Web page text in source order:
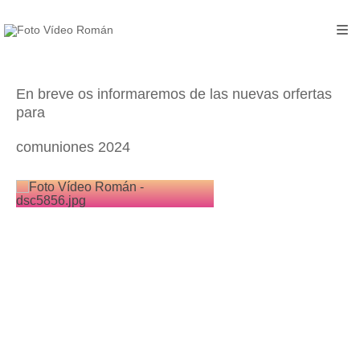
En breve os informaremos de las nuevas orfertas
para
comuniones 2024